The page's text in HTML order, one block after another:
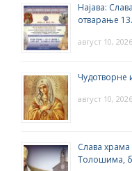
Најава:
отварање
август 10, 2026
Чудотворне
август 10, 2026
Слава храма
Толошима,